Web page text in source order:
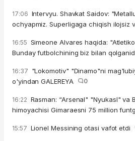
17:06 Intervyu. Shavkat Saidov:
ochyapmiz. Superligaga chiqish ilojsiz
16:55 Simeone Alvares haqida:
Bunday futbolchining biz bilan
16:37 "Lokomotiv" "Dinamo"ni
o'yindan GALEREYA
0
16:22 Rasman: “Arsenal" "Nyukasl" va
himoyachisi Gimaraesni 75 million
15:57 Lionel Messining otasi vafot etdi